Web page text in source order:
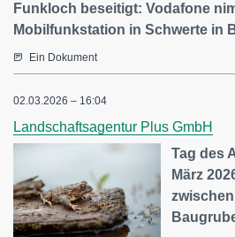
Funkloch beseitigt: Vodafone
Mobilfunkstation in Schwerte in
Ein Dokument
02.03.2026 – 16:04
Landschaftsagentur Plus GmbH
Tag des
März